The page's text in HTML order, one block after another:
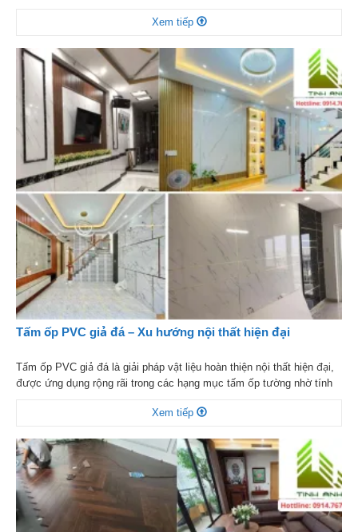
không chỉ giúp tạo điểm nhấn ấn tượng cho không gian […]
Xem tiếp
Tấm ốp PVC giả đá – Xu hướng nội thất hiện đại
Tấm ốp PVC giả đá là giải pháp vật liệu hoàn thiện nội thất hiện đại,
được ứng dụng rộng rãi trong các hạng mục tấm ốp tường nhờ tính
đẹp của đá tự nhiên cùng nhiều ưu điểm […]
Xem tiếp